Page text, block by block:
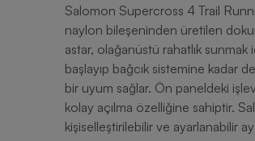
Salomon Supercross 4 Trail
naylon bileşeninden üretilen
astar, olağanüstü rahatlık sunmak
başlayıp bağcık sistemine kadar
bir uyum sağlar. Ön paneldeki
kolay açılma özelliğine sahiptir.
kişiselleştirilebilir ve ayarlanabilir